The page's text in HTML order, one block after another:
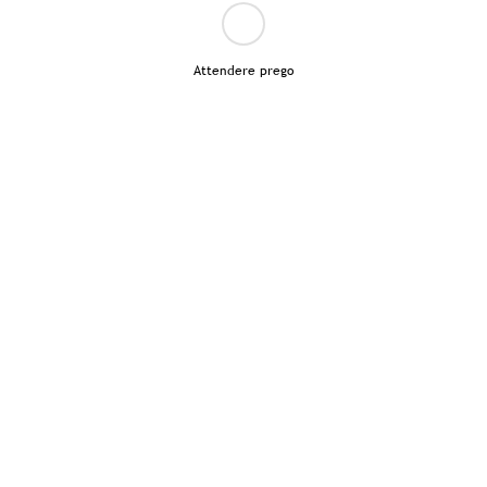
Attendere prego